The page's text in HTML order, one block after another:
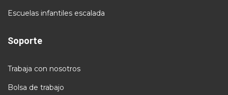
Escuelas infantiles escalada
Soporte
Trabaja con nosotros
Bolsa de trabajo